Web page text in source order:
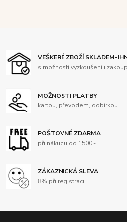
VEŠKERÉ ZBOŽÍ SKLADEM-
s možností vyzkoušení i
MOŽNOSTI PLATBY
kartou, převodem, dobírkou
POŠTOVNÉ ZDARMA
při nákupu od 1500,-
ZÁKAZNICKÁ SLEVA
8% při registraci